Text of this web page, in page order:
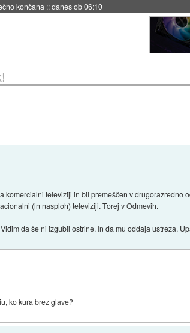
ob 06:09
komercialni televiziji in bil premeščen v drugorazredno
(in nasploh) televiziji. Torej v Odmevih.
da še ni izgubil ostrine. In da mu oddaja ustreza.
ko kura brez glave?